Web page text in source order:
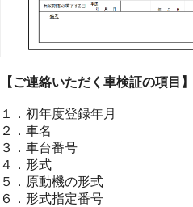
【ご連絡いただく車検証の項目】
１．初年度登録年月
２．車名
３．車台番号
４．形式
５．原動機の形式
６．形式指定番号